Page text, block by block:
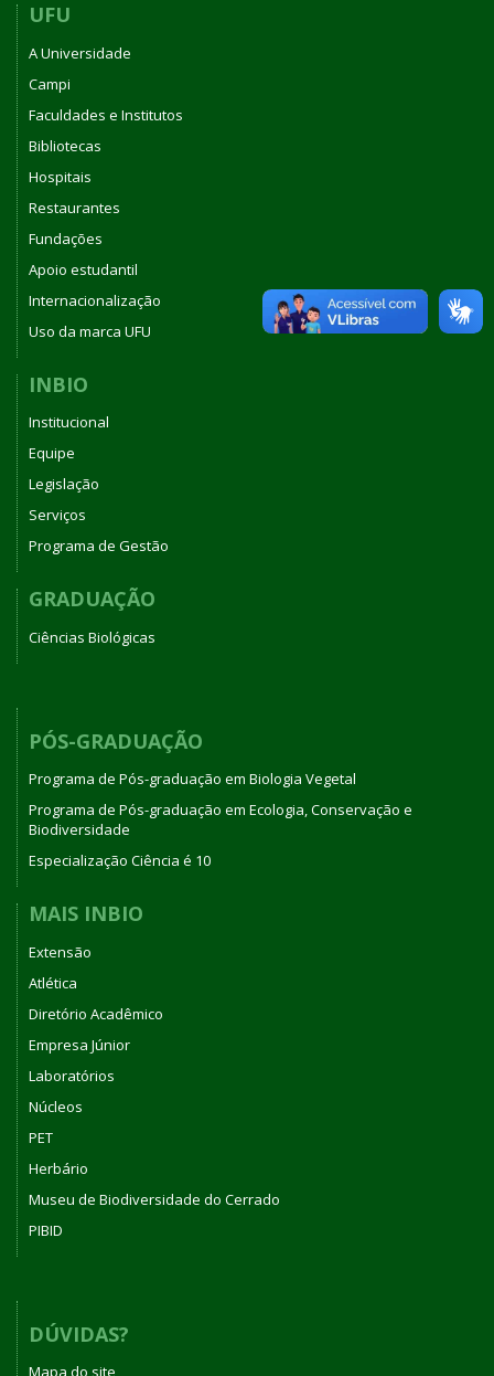
UFU
A Universidade
Campi
Faculdades e Institutos
Bibliotecas
Hospitais
Restaurantes
Fundações
Apoio estudantil
Internacionalização
Uso da marca UFU
INBIO
Institucional
Equipe
Legislação
Serviços
Programa de Gestão
GRADUAÇÃO
Ciências Biológicas
PÓS-GRADUAÇÃO
Programa de Pós-graduação em Biologia Vegetal
Programa de Pós-graduação em Ecologia, Conservação e
Biodiversidade
Especialização Ciência é 10
MAIS INBIO
Extensão
Atlética
Diretório Acadêmico
Empresa Júnior
Laboratórios
Núcleos
PET
Herbário
Museu de Biodiversidade do Cerrado
PIBID
DÚVIDAS?
Mapa do site